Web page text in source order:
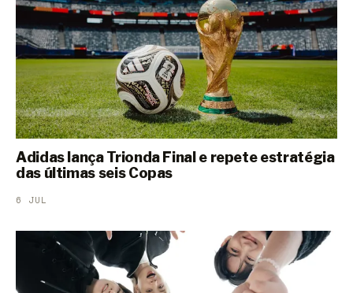
Adidas lança Trionda Final e repete estratégia
das últimas seis Copas
6 JUL